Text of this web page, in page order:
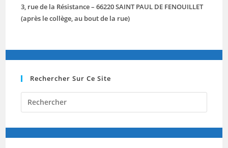
3, rue de la Résistance – 66220 SAINT PAUL DE FENOUILLET
(après le collège, au bout de la rue)
Rechercher Sur Ce Site
close